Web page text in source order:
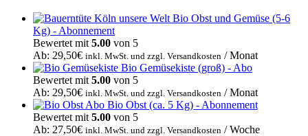
Bio Obst und Gemüse (5-6
Kg) - Abonnement
Bewertet mit 5.00 von 5
Ab: 29,50€ inkl. MwSt. und zzgl. Versandkosten / Monat
Bio Gemüsekiste (groß) - Abo
Bewertet mit 5.00 von 5
Ab: 29,50€ inkl. MwSt. und zzgl. Versandkosten / Monat
Bio Obst (ca. 5 Kg) - Abonnement
Bewertet mit 5.00 von 5
Ab: 27,50€ inkl. MwSt. und zzgl. Versandkosten / Woche